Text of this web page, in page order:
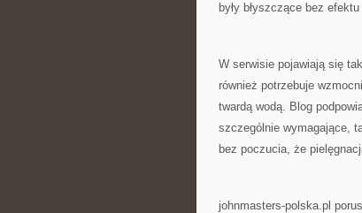
były błyszczące bez
W serwisie pojawiają się
również potrzebuje
twardą wodą. Blog
szczególnie wymagające,
bez poczucia, że
johnmasters-polska.pl